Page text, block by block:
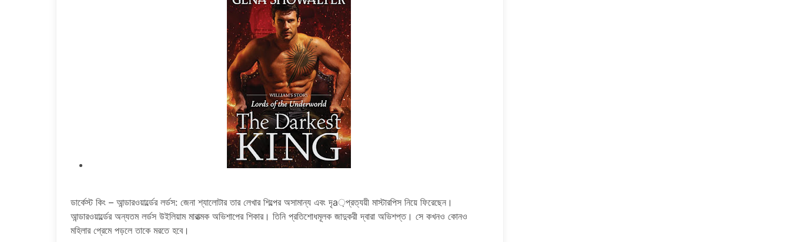
ডার্কেস্ট কিং – আন্ডারওয়ার্ল্ডের লর্ডস: জেনা শ্যালোটার তার লেখার শিল্পের অসামান্য এবং দৃa়প্রত্যয়ী মাস্টারপিস নিয়ে ফিরেছেন।
আন্ডারওয়ার্ল্ডের অন্যতম লর্ডস উইলিয়াম মারাত্মক অভিশাপের শিকার। তিনি প্রতিশোধমূলক জাদুকরী দ্বারা অভিশপ্ত। সে কখনও কোনও
মহিলার প্রেমে পড়লে তাকে মরতে হবে।